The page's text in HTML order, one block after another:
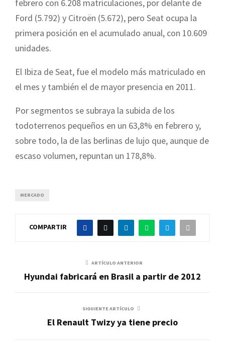
febrero con 6.208 matriculaciones, por delante de
Ford (5.792) y Citroën (5.672), pero Seat ocupa la
primera posición en el acumulado anual, con 10.609
unidades.
El Ibiza de Seat, fue el modelo más matriculado en
el mes y también el de mayor presencia en 2011.
Por segmentos se subraya la subida de los
todoterrenos pequeños en un 63,8% en febrero y,
sobre todo, la de las berlinas de lujo que, aunque de
escaso volumen, repuntan un 178,8%.
MERCADO
COMPARTIR
ARTÍCULO ANTERIOR
Hyundai fabricará en Brasil a partir de 2012
SIGUIENTE ARTÍCULO
El Renault Twizy ya tiene precio